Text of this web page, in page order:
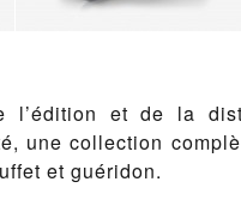
l’édition et de la
une collection
et guéridon.